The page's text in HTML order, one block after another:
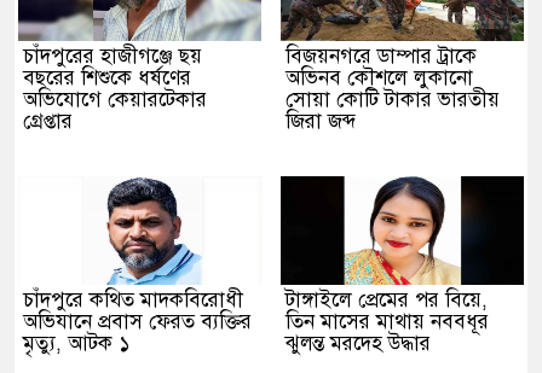
চাঁদপুরের হাজীগঞ্জে ছয়
বছরের শিশুকে ধর্ষণের
অভিযোগে কেয়ারটেকার
গ্রেপ্তার
বিজয়নগরে ডাম্পার ট্রাকে
অভিনব কৌশলে লুকানো
সোয়া কোটি টাকার ভারতীয়
জিরা জব্দ
চাঁদপুরে কথিত মাদকবিরোধী
অভিযানে প্রবাস ফেরত ব্যক্তির
মৃত্যু, আটক ১
টাঙ্গাইলে প্রেমের পর বিয়ে,
তিন মাসের মাথায় নববধূর
ঝুলন্ত মরদেহ উদ্ধার